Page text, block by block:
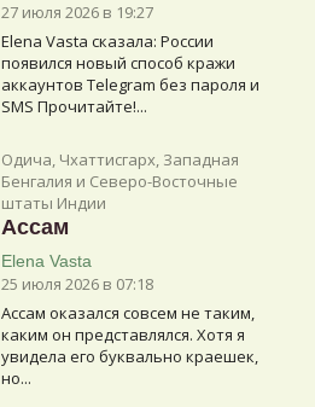
27 июля 2026 в 19:27
Elena Vasta сказалa: России
появился новый способ кражи
аккаунтов Telegram без пароля и
SMS Прочитайте!...
Одича, Чхаттисгарх, Западная
Бенгалия и Северо-Восточные
штаты Индии
Ассам
Elena Vasta
25 июля 2026 в 07:18
Ассам оказался совсем не таким,
каким он представлялся. Хотя я
увидела его буквально краешек,
но...